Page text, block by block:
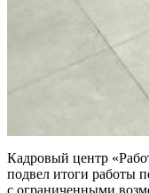
Кадровый центр
подвел итоги работы
с ограниченными